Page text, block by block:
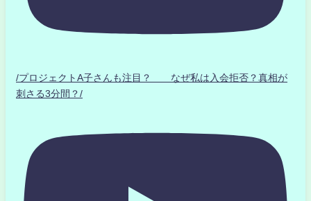
/プロジェクトA子さんも注目？ なぜ私は入会拒否？真相が
刺さる3分間？/